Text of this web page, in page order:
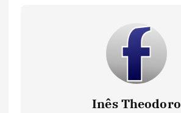
Inês Theodoro